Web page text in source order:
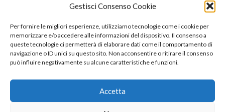
Gestisci Consenso Cookie
Per fornire le migliori esperienze, utilizziamo tecnologie come i cookie per
memorizzare e/o accedere alle informazioni del dispositivo. Il consenso a
queste tecnologie ci permetterà di elaborare dati come il comportamento di
navigazione o ID unici su questo sito. Non acconsentire o ritirare il consenso
può influire negativamente su alcune caratteristiche e funzioni.
Accetta
84013 Cava de' Tirreni
+39 329 952 9244
info@solsisacademy.it
Lun-Ven: 09:30-18:30, Sab: 10:00-12:00
Pausa pranzo: 13:30-15:30
© Copyright - SOLSIS Academy by SOLUZIONE E